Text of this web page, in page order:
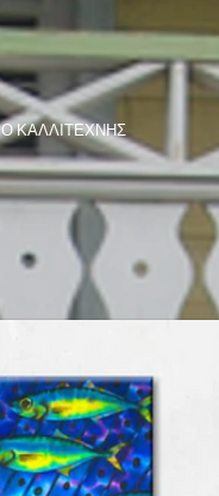
Ο ΚΑΛΛΙΤΕΧΝΗΣ